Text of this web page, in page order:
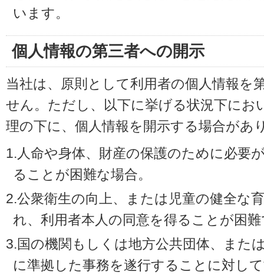
います。
個人情報の第三者への開示
当社は、原則として利用者の個人情報を
せん。ただし、以下に挙げる状況下にお
理の下に、個人情報を開示する場合があ
1.人命や身体、財産の保護のために必要
ることが困難な場合。
2.公衆衛生の向上、または児童の健全な
れ、利用者本人の同意を得ることが困
3.国の機関もしくは地方公共団体、また
に準拠した事務を遂行することに対し